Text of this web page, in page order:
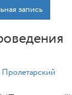
запись